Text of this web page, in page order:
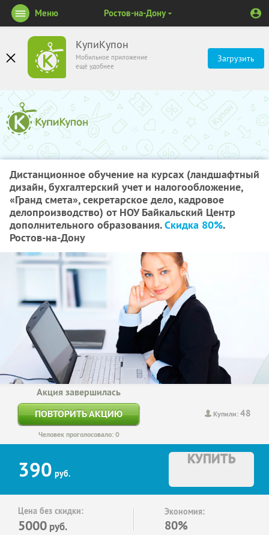
КупиКупон
Мобильное приложение
ещё удобнее
Загрузить
Меню Ростов-на-Дону
Дистанционное обучение на курсах (ландшафтный
дизайн, бухгалтерский учет и налогообложение,
«Гранд смета», секретарское дело, кадровое
делопроизводство) от НОУ Байкальский Центр
дополнительного образования.Скидка 80%.
Ростов-на-Дону
Купили:48
Акция завершилась
ПОВТОРИТЬ АКЦИЮ
Человек проголосовало: 0
390 руб.
КУПИТЬ
Цена без скидки:
5000 руб.
Экономия:
80%